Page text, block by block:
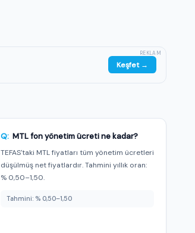
Keşfet →
REKLAM
Q: MTL fon yönetim ücreti ne kadar?
TEFAS'taki MTL fiyatları tüm yönetim ücretleri
düşülmüş net fiyatlardır. Tahmini yıllık oran:
% 0,50–1,50.
Tahmini: % 0,50–1,50